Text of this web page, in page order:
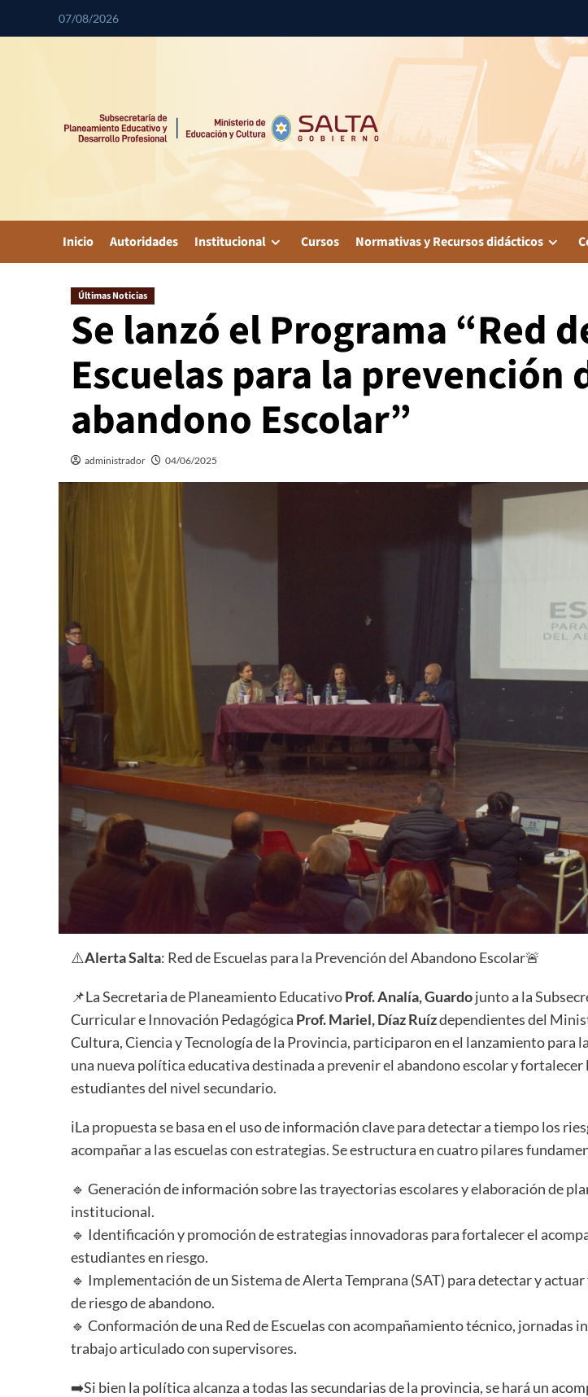
07/08/2026
Inicio Autoridades Institucional Cursos Normativas y Recursos didácticos
Últimas Noticias
Se lanzó el Programa “Red
Escuelas para la prevención
abandono Escolar”
administrador 04/06/2025
⚠️Alerta Salta: Red de Escuelas para la Prevención del Abandono Escolar🚨
📌La Secretaria de Planeamiento EducativoProf. Analía, Guardojunto a la
Curricular e Innovación Pedagógica Prof. Mariel, Díaz Ruízdependientes del
Cultura, Ciencia y Tecnología de la Provincia, participaron en el lanzamiento para
una nueva política educativa destinada a prevenir el abandono escolar y
estudiantes del nivel secundario.
ℹLa propuesta se basa en el uso de información clave para detectar a tiempo los
acompañar a las escuelas con estrategias. Se estructura en cuatro pilares
🔹 Generación de información sobre las trayectorias escolares y elaboración de
institucional.
🔹 Identificación y promoción de estrategias innovadoras para fortalecer el
estudiantes en riesgo.
🔹 Implementación de un Sistema de Alerta Temprana (SAT) para detectar y
de riesgo de abandono.
🔹 Conformación de una Red de Escuelas con acompañamiento técnico, jornadas
trabajo articulado con supervisores.
➡️Si bien la política alcanza a todas las secundarias de la provincia, se hará un